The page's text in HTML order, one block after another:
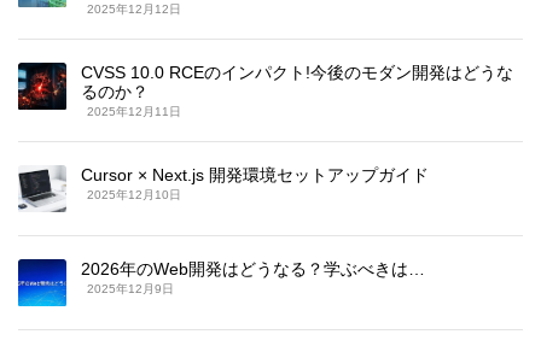
2025年12月12日
CVSS 10.0 RCEのインパクト!今後のモダン開発はどうな
るのか？
2025年12月11日
Cursor × Next.js 開発環境セットアップガイド
2025年12月10日
2026年のWeb開発はどうなる？学ぶべきは…
2025年12月9日